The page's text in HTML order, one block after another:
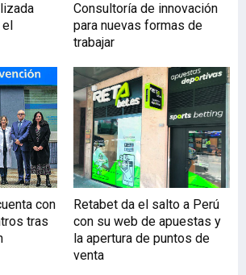
el
Consultoría de innovación
para nuevas formas de
trabajar
con
tras
Retabet da el salto a Perú
con su web de apuestas y
la apertura de puntos de
venta